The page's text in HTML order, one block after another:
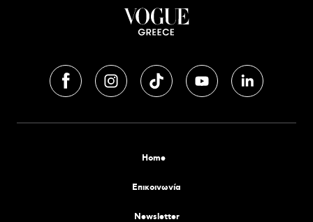
Home
Επικοινωνία
Newsletter